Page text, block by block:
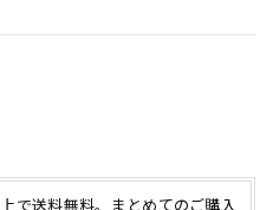
で送料無料。まとめてのご購入